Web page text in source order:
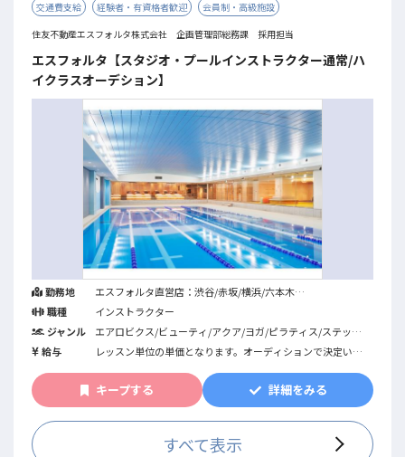
交通費支給 経験者・有資格者歓迎
会員制・高級施設
住友不動産エスフォルタ株式会社 企画管理部総務課 採用担当
エスフォルタ【スタジオ・プールインストラクター通常/ハ
イクラスオーデション】
勤務地
エスフォルタ直営店：渋谷/赤坂/横浜/六本木
指定管理施設：エスフォルタアリーナ八王子/品川・荏原健康
センター/EBARA WAVE アリーナおおた/カルッツ川崎/奥戸総
合スポーツセンター体育館/奥戸総合スポーツセンター温水ﾌﾟ
ｰﾙ館･ｴｲﾄﾎｰﾙ/水元総合スポーツセンター/すみだスポーツ健
KIDS SWIM esforta prime
職種
インストラクター
ジャンル
エアロビクス/ビューティ/アクア/ヨガ/ピラティス/ステップ/
ダンス全般/ホテル・スパ/キッズ/筋力トレーニング/プレコリ
オ/バイクエクササイズ/機能改善系/フィットネス全般/スイミ
ング/総合型フィットネスクラブ
給与
レッスン単位の単価となります。オーディションで決定いた
スタジオ・プール・他
【ハイクラスオーデション】
スタジオ:1レッスン（60分）：8,000円～（税別/交通費別）
アクアエクササイズ:1レッスン(45分):8,000円〜（税別/交通
キープする 詳細をみる
すべて表示